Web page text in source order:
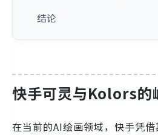
结论
快手可灵与Kolors的
在当前的AI绘画领域，快手凭